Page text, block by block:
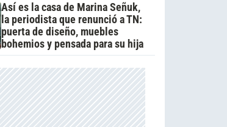
Así es la casa de Marina Señuk,
la periodista que renunció a TN:
puerta de diseño, muebles
bohemios y pensada para su hija